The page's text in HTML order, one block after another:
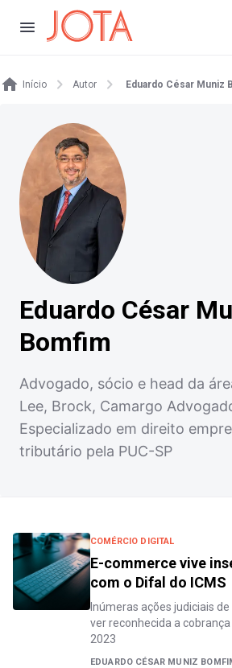
Início Autor Eduardo César Muniz
Eduardo César
Bomfim
Advogado, sócio e head da
Lee, Brock, Camargo
Especializado em direito
tributário pela PUC-SP
COMÉRCIO DIGITAL
E-commerce vive
com o Difal do ICMS
Inúmeras ações judiciais
ver reconhecida a
2023
EDUARDO CÉSAR MUNIZ